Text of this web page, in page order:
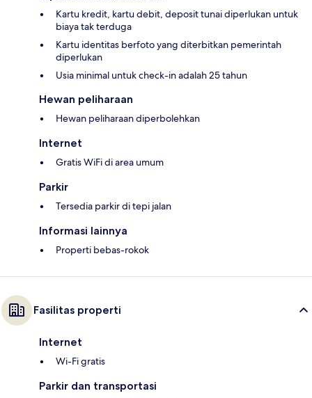
Kartu kredit, kartu debit, deposit tunai diperlukan untuk
biaya tak terduga
Kartu identitas berfoto yang diterbitkan pemerintah
diperlukan
Usia minimal untuk check-in adalah 25 tahun
Hewan peliharaan
Hewan peliharaan diperbolehkan
Internet
Gratis WiFi di area umum
Parkir
Tersedia parkir di tepi jalan
Informasi lainnya
Properti bebas-rokok
Fasilitas properti
Internet
Wi-Fi gratis
Parkir dan transportasi